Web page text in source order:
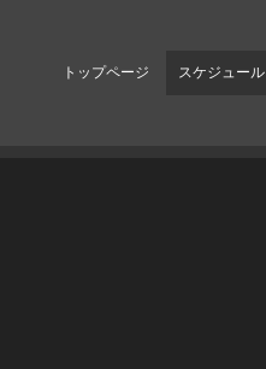
トップページ スケジュール